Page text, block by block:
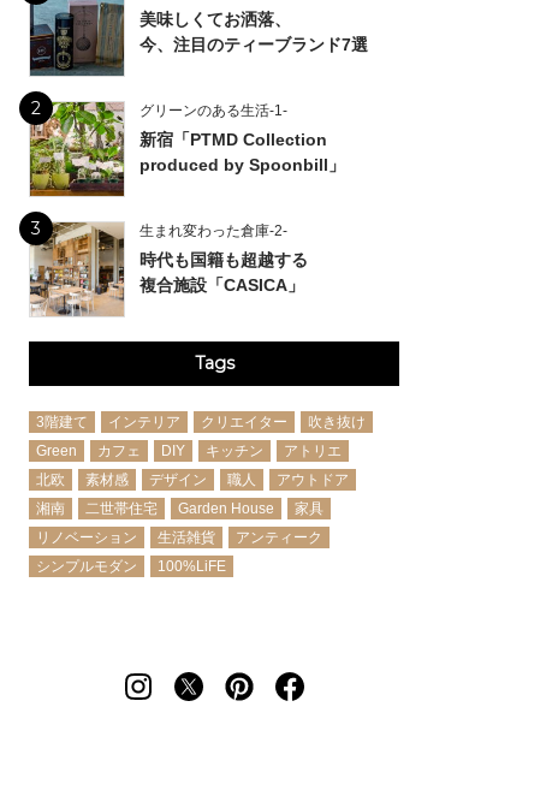
美味しくてお洒落、
今、注目のティーブランド7選
2 グリーンのある生活-1-
新宿「PTMD Collection
produced by Spoonbill」
3 生まれ変わった倉庫-2-
時代も国籍も超越する
複合施設「CASICA」
Tags
3階建て インテリア クリエイター
吹き抜け
Green
カフェ DIY キッチン
アトリエ
北欧
素材感 デザイン 職人
アウトドア
湘南
二世帯住宅 Garden House
家具
リノベーション
生活雑貨
アンティーク
シンプルモダン
100%LiFE